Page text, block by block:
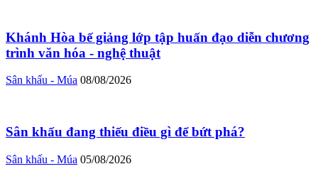
Khánh Hòa bế giảng lớp tập huấn đạo diễn chương
trình văn hóa - nghệ thuật
Sân khấu - Múa 08/08/2026
Sân khấu đang thiếu điều gì để bứt phá?
Sân khấu - Múa 05/08/2026